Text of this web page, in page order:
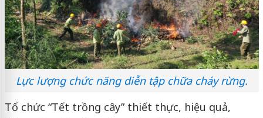
Lực lượng chức năng diễn tập chữa cháy rừng.
Tổ chức “Tết trồng cây” thiết thực, hiệu quả,